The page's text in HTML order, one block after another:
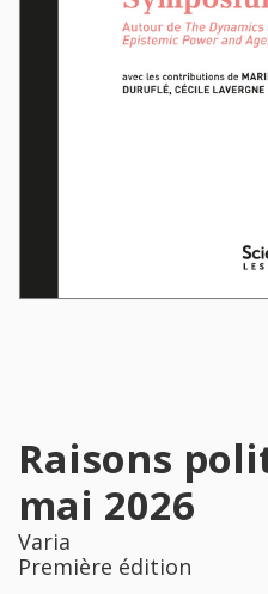
Raisons
mai 2026
Varia
Première édition